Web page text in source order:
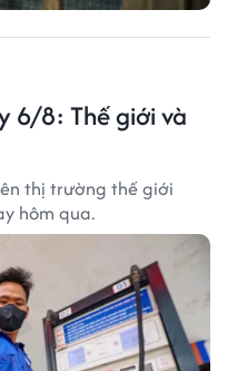
6/8: Thế giới và
thị trường thế giới
hôm qua.